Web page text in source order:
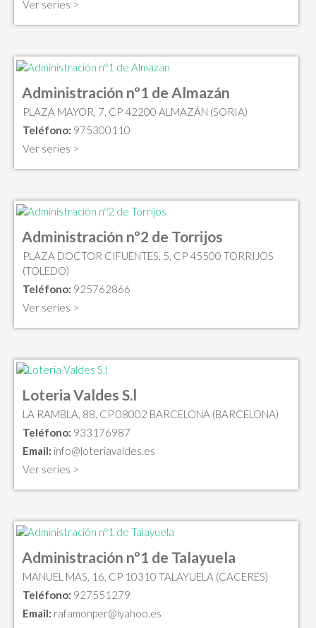
Ver series >
Administración nº1 de Almazán
PLAZA MAYOR, 7, CP 42200 ALMAZÁN (SORIA)
Teléfono: 975300110
Ver series >
Administración nº2 de Torrijos
PLAZA DOCTOR CIFUENTES, 5, CP 45500 TORRIJOS
(TOLEDO)
Teléfono: 925762866
Ver series >
Loteria Valdes S.l
LA RAMBLA, 88, CP 08002 BARCELONA (BARCELONA)
Teléfono: 933176987
Email: info@loteriavaldes.es
Ver series >
Administración nº1 de Talayuela
MANUEL MAS, 16, CP 10310 TALAYUELA (CACERES)
Teléfono: 927551279
Email: rafamonper@lyahoo.es